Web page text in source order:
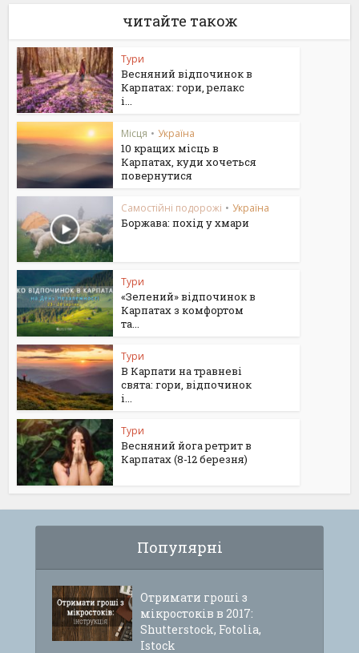
читайте також
Тури
Весняний відпочинок в
Карпатах: гори, релакс
і...
Місця • Україна
10 кращих місць в
Карпатах, куди хочеться
повернутися
Самостійні подорожі • Україна
Боржава: похід у хмари
Тури
«Зелений» відпочинок в
Карпатах з комфортом
та...
Тури
В Карпати на травневі
свята: гори, відпочинок
і...
Тури
Весняний йога ретрит в
Карпатах (8-12 березня)
Популярні
Отримати гроші з
мікростоків в 2017:
Shutterstock, Fotolia,
Istock